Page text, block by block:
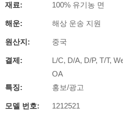
재료: 100% 유기농 면
해운: 해상 운송 지원
원산지: 중국
결제:
L/C, D/A, D/P, T/T,
OA
특징:
홍보/광고
모델 번호: 1212521